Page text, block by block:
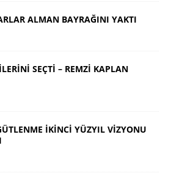
ALMAN BAYRAĞINI YAKTI
SEÇTİ – REMZİ KAPLAN
İKİNCİ YÜZYIL VİZYONU